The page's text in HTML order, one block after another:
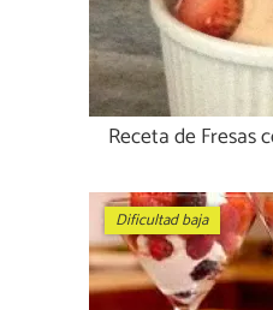
Receta de Fresas
Dificultad baja